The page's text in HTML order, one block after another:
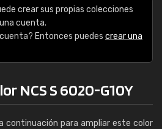
crear sus propias colecciones
cuenta.
Entonces puedes crear una
NCS S 6020-G10Y
continuación para ampliar este color